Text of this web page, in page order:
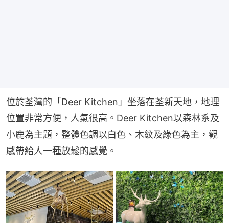
位於荃灣的「Deer Kitchen」坐落在荃新天地，地理
位置非常方便，人氣很高。Deer Kitchen以森林系及
小鹿為主題，整體色調以白色、木紋及綠色為主，觀
感帶給人一種放鬆的感覺。